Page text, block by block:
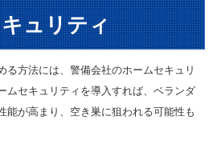
ュリティ
る方法には、警備会社のホームセキュリ
ムセキュリティを導入すれば、ベランダ
能が高まり、空き巣に狙われる可能性も